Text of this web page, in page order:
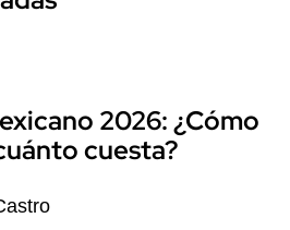
2026: ¿Cómo
cuesta?